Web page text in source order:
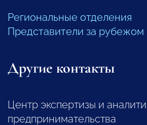
Региональные отделения
Представители за рубежом
Другие контакты
Центр экспертизы и
предпринимательства